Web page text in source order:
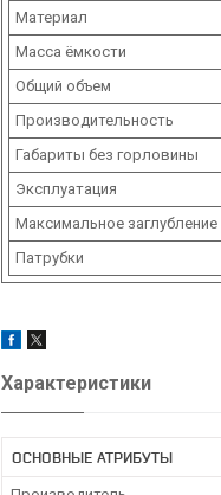
Материал
Масса ёмкости
Общий объем
Производительность
Габариты без горловины
Эксплуатация
Максимальное заглубление
Патрубки
Характеристики
ОСНОВНЫЕ АТРИБУТЫ